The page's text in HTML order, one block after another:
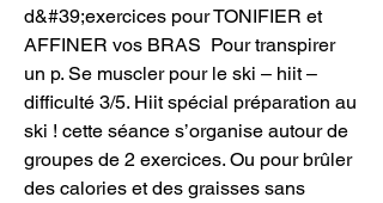
d&#39;exercices pour TONIFIER et
AFFINER vos BRAS  Pour transpirer
un p. Se muscler pour le ski – hiit –
difficulté 3/5. Hiit spécial préparation au
ski ! cette séance s’organise autour de
groupes de 2 exercices. Ou pour brûler
des calories et des graisses sans